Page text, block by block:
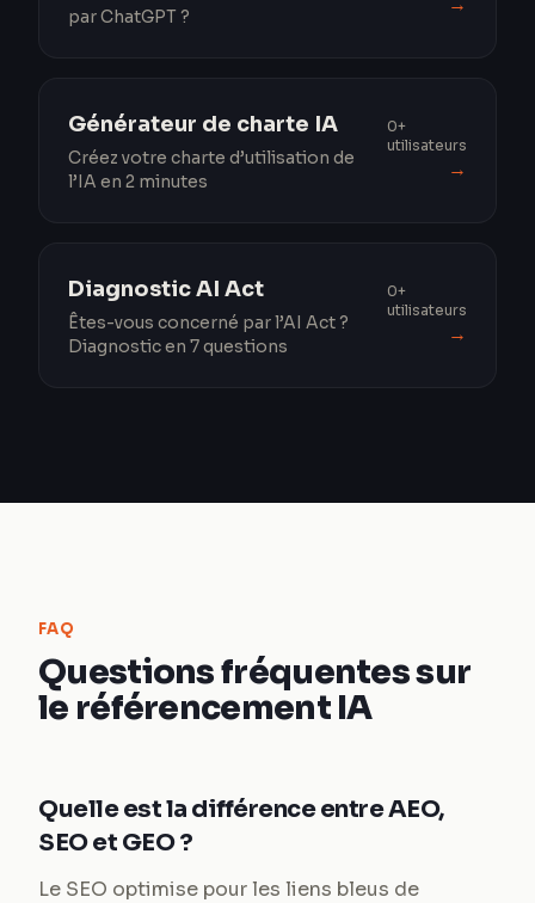
par ChatGPT ?
Générateur de charte IA
Créez votre charte d’utilisation de
l’IA en 2 minutes
0+
utilisateurs
→
Diagnostic AI Act
Êtes-vous concerné par l’AI Act ?
Diagnostic en 7 questions
0+
utilisateurs
→
FAQ
Questions fréquentes sur
le référencement IA
Quelle est la différence entre AEO,
SEO et GEO ?
Le SEO optimise pour les liens bleus de